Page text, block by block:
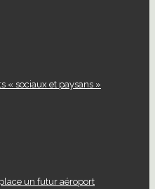
« sociaux et paysans »
un futur aéroport